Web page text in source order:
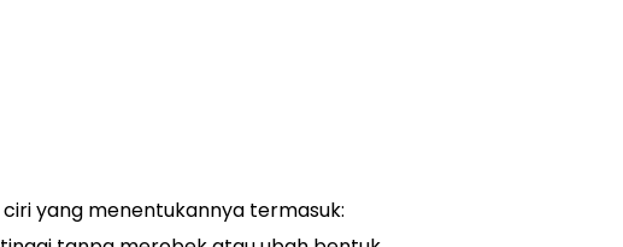
yang menentukannya termasuk: